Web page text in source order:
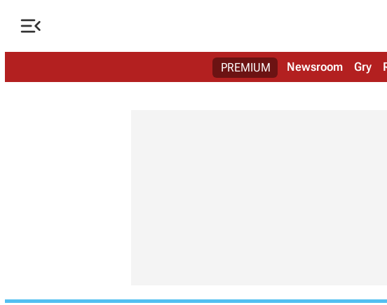

PREMIUM Newsroom Gry